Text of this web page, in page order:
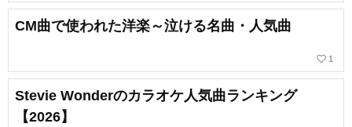
CM曲で使われた洋楽～泣ける名曲・人気曲
favorite_border 1
Stevie Wonderのカラオケ人気曲ランキング
【2026】